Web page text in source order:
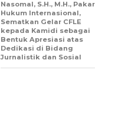
Nasomal, S.H., M.H., Pakar
Hukum Internasional,
Sematkan Gelar CFLE
kepada Kamidi sebagai
Bentuk Apresiasi atas
Dedikasi di Bidang
Jurnalistik dan Sosial